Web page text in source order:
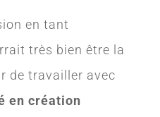
en tant
très bien être la
de travailler avec
en création